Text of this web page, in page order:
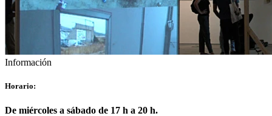
Información
Horario:
De miércoles a sábado de 17 h a 20 h.